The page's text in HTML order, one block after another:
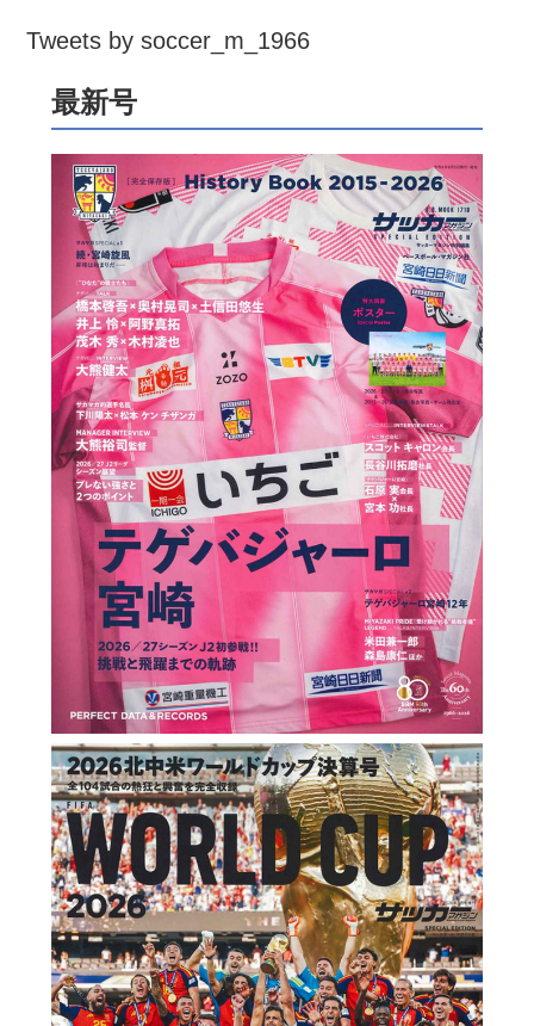
Tweets by soccer_m_1966
最新号